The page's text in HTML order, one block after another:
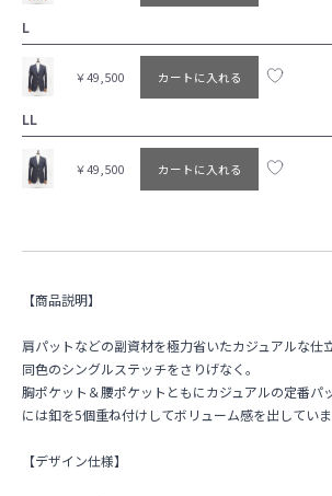
L
￥49,500 カートに入れる
LL
￥49,500 カートに入れる
【商品説明】
肩パットなどの副資材を極力省いたカジュアルな仕
同色のシングルステッチをさりげなく。
胸ポケット＆腰ポケットともにカジュアルの定番パ
には釦を5個重ね付けしてボリューム感を出していま
【デザイン仕様】